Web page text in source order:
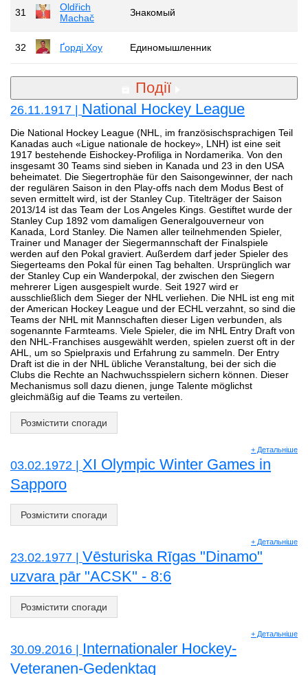
31
Oldřich
Machač
Знакомый
32 Ґорді Хоу Единомышленник
Події
26.11.1917 | National Hockey League
Die National Hockey League (NHL, im französischsprachigen Teil
Kanadas auch «Ligue nationale de hockey», LNH) ist eine seit
1917 bestehende Eishockey-Profiliga in Nordamerika. Von den
insgesamt 30 Teams sind sieben in Kanada und 23 in den USA
beheimatet. Die Siegertrophäe für den Saisongewinner, der nach
der regulären Saison in den Play-offs nach dem Modus Best of
seven ermittelt wird, ist der Stanley Cup. Titelträger der Saison
2013/14 ist das Team der Los Angeles Kings. Gestiftet wurde der
Stanley Cup 1892 vom damaligen Generalgouverneur von
Kanada, Lord Stanley. Die Namen aller teilnehmenden Spieler,
Trainer und Manager der Siegermannschaft der Finalspiele
werden auf den Pokal graviert. Außerdem darf jeder Spieler des
Siegerteams den Pokal für einen Tag behalten. Ursprünglich war
der Stanley Cup ein Wanderpokal, der zwischen den Siegern
mehrerer Ligen ausgespielt wurde. Seit 1927 wird er
ausschließlich dem Sieger der NHL verliehen. Die NHL ist eng mit
der American Hockey League und der ECHL verzahnt, so sind die
Teams der NHL mit Mannschaften dieser Ligen verbunden, als
sogenannte Farmteams. Viele Spieler, die im NHL Entry Draft von
den NHL-Franchises ausgewählt werden, spielen zuerst oft in der
AHL, um so Spielpraxis und Erfahrung zu sammeln. Der Entry
Draft ist die in der NHL übliche Veranstaltung, bei der sich die
Clubs die Rechte an Nachwuchsspielern sichern können. Dieser
Mechanismus soll dazu dienen, junge Talente möglichst
gleichmäßig auf die Teams zu verteilen.
Розмістити спогади
+ Детальніше
03.02.1972 | XI Olympic Winter Games in
Sapporo
Розмістити спогади
+ Детальніше
23.02.1977 | Vēsturiska Rīgas "Dinamo"
uzvara pār "ACSK" - 8:6
Розмістити спогади
+ Детальніше
30.09.2016 | Internationaler Hockey-
Veteranen-Gedenktag